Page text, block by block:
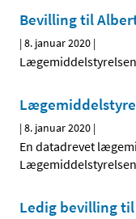
Bevilling til
|8. januar 2020 |
|8. januar 2020 |
En datadrevet
Ledig bevilling